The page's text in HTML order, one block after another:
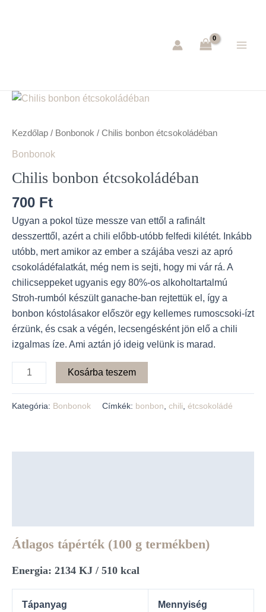
Kezdőlap / Bonbonok / Chilis bonbon étcsokoládéban
Bonbonok
Chilis bonbon étcsokoládéban
700 Ft
Ugyan a pokol tüze messze van ettől a rafinált
desszerttől, azért a chili előbb-utóbb felfedi kilétét. Inkább
utóbb, mert amikor az ember a szájába veszi az apró
csokoládéfalatkát, még nem is sejti, hogy mi vár rá. A
chilicseppeket ugyanis egy 80%-os alkoholtartalmú
Stroh-rumból készült ganache-ban rejtettük el, így a
bonbon kóstolásakor először egy kellemes rumoscsoki-ízt
érzünk, és csak a végén, lecsengésként jön elő a chili
izgalmas íze. Ami aztán jó ideig velünk is marad.
Chilis
étcsokoládéban
Kosárba teszem
Kategória: Bonbonok Címkék: bonbon, chili, étcsokoládé
Átlagos tápérték (100 g termékben)
Energia: 2134 KJ / 510 kcal
Tápanyag Mennyiség